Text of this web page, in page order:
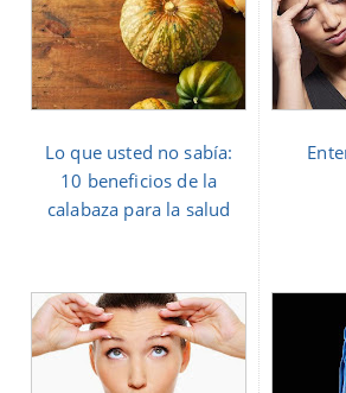
Lo que usted no sabía:
10 beneficios de la
calabaza para la salud